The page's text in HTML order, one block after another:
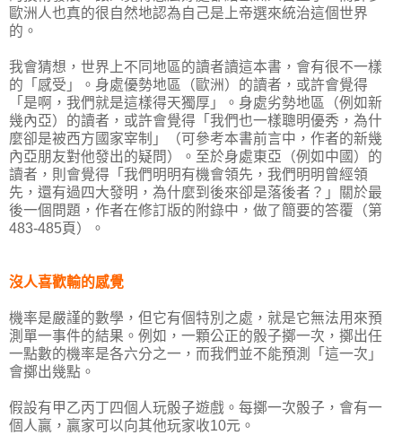
歐洲人也真的很自然地認為自己是上帝選來統治這個世界
的。
我會猜想，世界上不同地區的讀者讀這本書，會有很不一樣
的「感受」。身處優勢地區（歐洲）的讀者，或許會覺得
「是啊，我們就是這樣得天獨厚」。身處劣勢地區（例如新
幾內亞）的讀者，或許會覺得「我們也一樣聰明優秀，為什
麼卻是被西方國家宰制」（可參考本書前言中，作者的新幾
內亞朋友對他發出的疑問）。至於身處東亞（例如中國）的
讀者，則會覺得「我們明明有機會領先，我們明明曾經領
先，還有過四大發明，為什麼到後來卻是落後者？」關於最
後一個問題，作者在修訂版的附錄中，做了簡要的答覆（第
483-485頁）。
沒人喜歡輸的感覺
機率是嚴謹的數學，但它有個特別之處，就是它無法用來預
測單一事件的結果。例如，一顆公正的骰子擲一次，擲出任
一點數的機率是各六分之一，而我們並不能預測「這一次」
會擲出幾點。
假設有甲乙丙丁四個人玩骰子遊戲。每擲一次骰子，會有一
個人贏，贏家可以向其他玩家收10元。